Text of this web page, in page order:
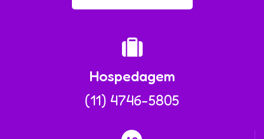
Hospedagem
(11) 4746-5805